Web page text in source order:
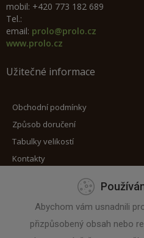
mobil: +420 773 182 689
Tel.:
email: prolo@prolo.cz
www.prolo.cz
Užitečné informace
Obchodní podmínky
Způsob doručení
Tabulky velikostí
Kontakty
Máte zájem o zaslání novinek?
Zadejte svoji e-mailovou adresu
Abychom vám usnadnili
přizpůsobený obsah nebo